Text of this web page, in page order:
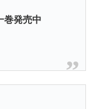
巻発売中